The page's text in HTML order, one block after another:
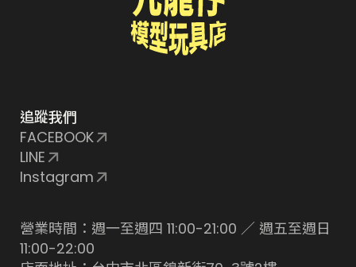
追蹤我們
FACEBOOK
LINE
Instagram
營業時間：週一至週四 11:00-21:00 ／ 週五至週日
11:00-22:00